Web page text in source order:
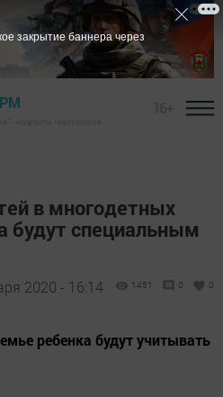
в многодетных
будут специальным
2020 - 16:14 1451 0 0
ребенка будут учитывать
закрытие баннера через